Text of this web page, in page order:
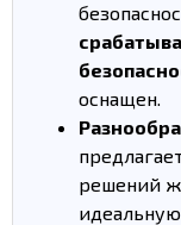
оснащен.
решений